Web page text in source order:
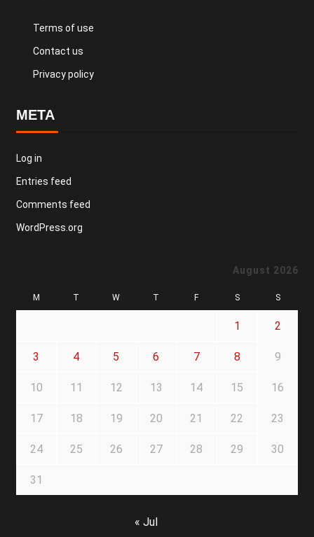
Terms of use
Contact us
Privacy policy
META
Log in
Entries feed
Comments feed
WordPress.org
August 2026
M T W T F S S
1 2
3 4 5 6 7 8 9
10 11 12 13 14 15 16
17 18 19 20 21 22 23
24 25 26 27 28 29 30
31
« Jul